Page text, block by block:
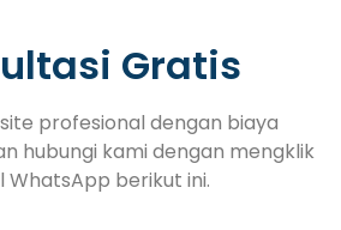
Gratis
profesional dengan biaya
hubungi kami dengan mengklik
WhatsApp berikut ini.